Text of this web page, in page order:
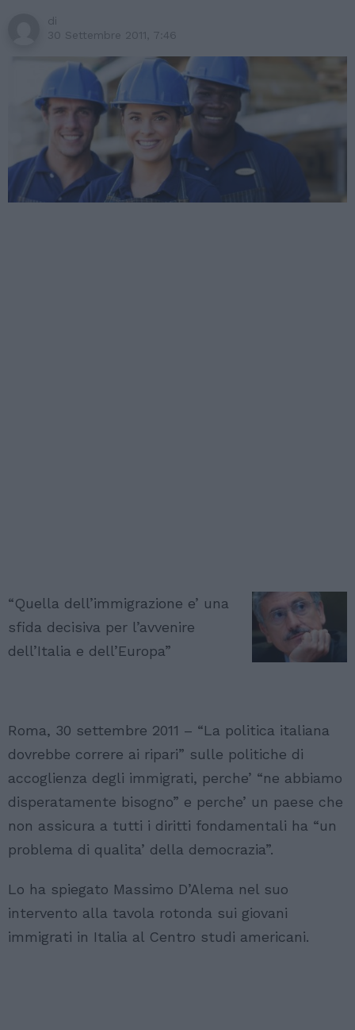
di
30 Settembre 2011, 7:46
“Quella dell’immigrazione e’ una
sfida decisiva per l’avvenire
dell’Italia e dell’Europa”
Roma, 30 settembre 2011 – “La politica italiana
dovrebbe correre ai ripari” sulle politiche di
accoglienza degli immigrati, perche’ “ne abbiamo
disperatamente bisogno” e perche’ un paese che
non assicura a tutti i diritti fondamentali ha “un
problema di qualita’ della democrazia”.
Lo ha spiegato Massimo D’Alema nel suo
intervento alla tavola rotonda sui giovani
immigrati in Italia al Centro studi americani.